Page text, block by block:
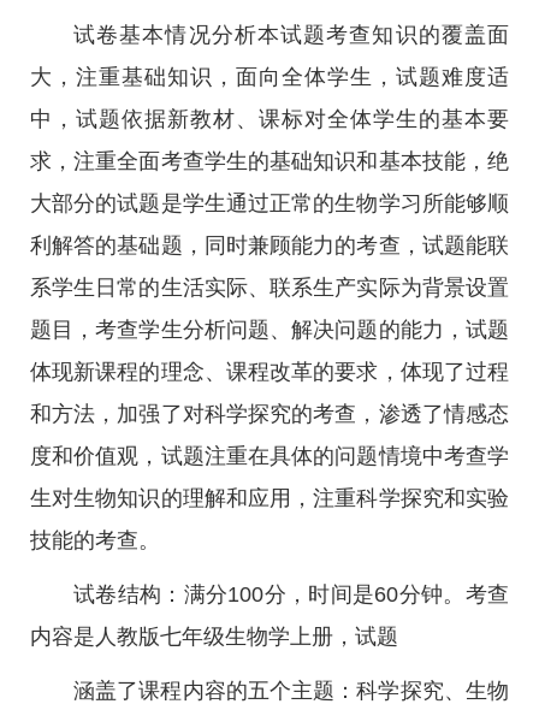
试卷基本情况分析本试题考查知识的覆盖面
大，注重基础知识，面向全体学生，试题难度适
中，试题依据新教材、课标对全体学生的基本要
求，注重全面考查学生的基础知识和基本技能，绝
大部分的试题是学生通过正常的生物学习所能够顺
利解答的基础题，同时兼顾能力的考查，试题能联
系学生日常的生活实际、联系生产实际为背景设置
题目，考查学生分析问题、解决问题的能力，试题
体现新课程的理念、课程改革的要求，体现了过程
和方法，加强了对科学探究的考查，渗透了情感态
度和价值观，试题注重在具体的问题情境中考查学
生对生物知识的理解和应用，注重科学探究和实验
技能的考查。
试卷结构：满分100分，时间是60分钟。考查
内容是人教版七年级生物学上册，试题
涵盖了课程内容的五个主题：科学探究、生物